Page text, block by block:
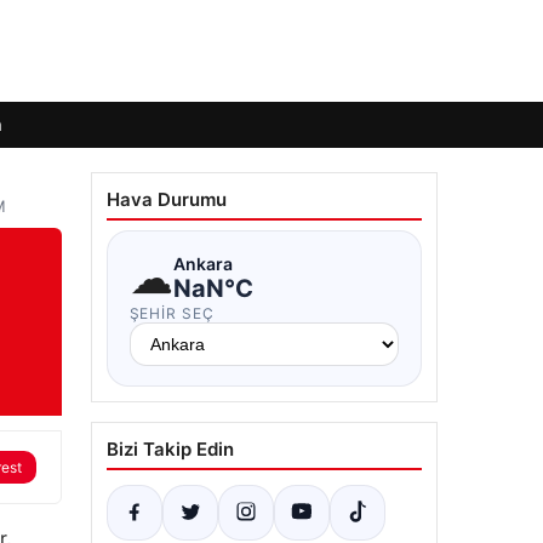
Hava Durumu
☁Ankara
NaN°C
ŞEHIR SEÇ
Bizi Takip Edin